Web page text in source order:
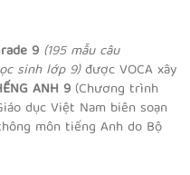
9 (195 mẫu câu
sinh lớp 9)được VOCA xây
ANH 9 (Chương trình
dục Việt Nam biên soạn
môn tiếng Anh do Bộ